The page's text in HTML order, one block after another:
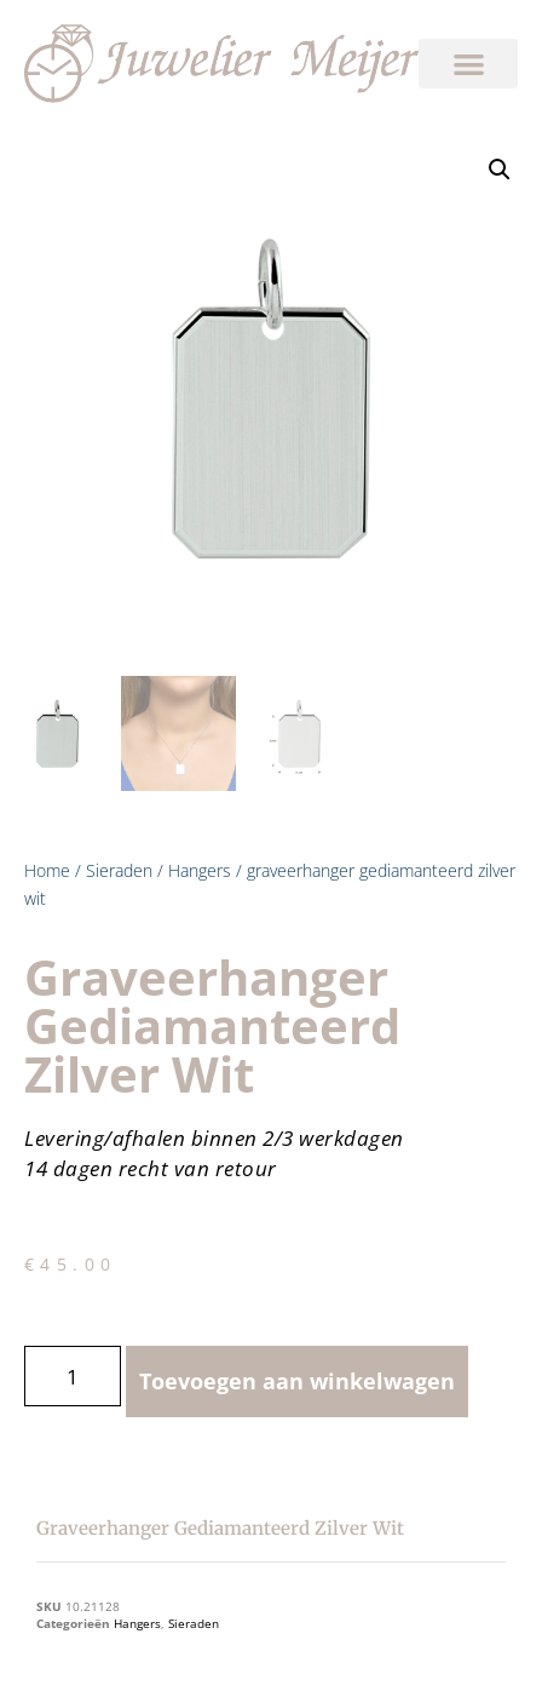
Home / Sieraden / Hangers / graveerhanger gediamanteerd zilver
wit
Graveerhanger
Gediamanteerd
Zilver Wit
Levering/afhalen binnen 2/3 werkdagen
14 dagen recht van retour
€45.00
Toevoegen aan winkelwagen
Graveerhanger Gediamanteerd Zilver Wit
SKU 10.21128
Categorieën Hangers, Sieraden